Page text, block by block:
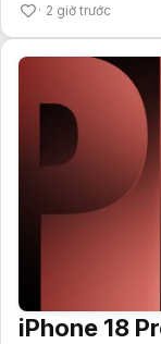
2 giờ trước
iPhone 18